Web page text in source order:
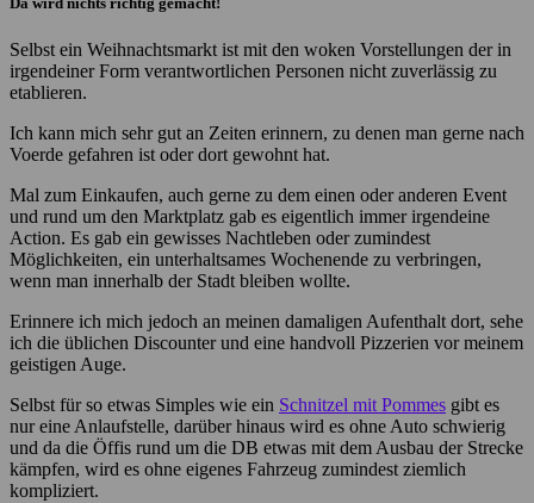
Selbst ein Weihnachtsmarkt ist mit den woken Vorstellungen der in
irgendeiner Form verantwortlichen Personen nicht zuverlässig zu
etablieren.
Ich kann mich sehr gut an Zeiten erinnern, zu denen man gerne nach
Voerde gefahren ist oder dort gewohnt hat.
Mal zum Einkaufen, auch gerne zu dem einen oder anderen Event
und rund um den Marktplatz gab es eigentlich immer irgendeine
Action. Es gab ein gewisses Nachtleben oder zumindest
Möglichkeiten, ein unterhaltsames Wochenende zu verbringen,
wenn man innerhalb der Stadt bleiben wollte.
Erinnere ich mich jedoch an meinen damaligen Aufenthalt dort, sehe
ich die üblichen Discounter und eine handvoll Pizzerien vor meinem
geistigen Auge.
Selbst für so etwas Simples wie ein Schnitzel mit Pommes gibt es
nur eine Anlaufstelle, darüber hinaus wird es ohne Auto schwierig
und da die Öffis rund um die DB etwas mit dem Ausbau der Strecke
kämpfen, wird es ohne eigenes Fahrzeug zumindest ziemlich
kompliziert.